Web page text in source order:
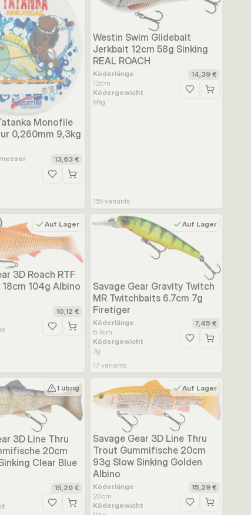
Monofile
0,260mm 9,3kg
13,63 €
Zur Wunschliste hinzufügen
Westin Swim Glidebait
Jerkbait 12cm 58g Sinking
REAL ROACH
Köderlänge
12cm
Ködergewicht
58g
14,39 €
Zur Wunschliste
155variants
Auf Lager
3D Roach RTF
104g Albino
10,12 €
Zur Wunschliste hinzufügen
Auf Lager
Savage Gear Gravity Twitch
MR Twitchbaits 6.7cm 7g
Firetiger
Köderlänge
6.7cm
Ködergewicht
7g
7,45 €
Zur Wunschliste
17variants
1 übrig
3D Line Thru
20cm
Clear Blue
15,29 €
Zur Wunschliste hinzufügen
Auf Lager
Savage Gear 3D Line Thru
Trout Gummifische 20cm
93g Slow Sinking Golden
Albino
Köderlänge
20cm
Ködergewicht
15,29 €
Zur Wunschliste